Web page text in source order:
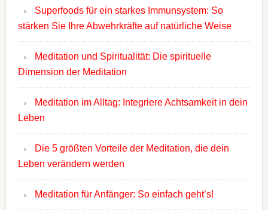
Superfoods für ein starkes Immunsystem: So
stärken Sie Ihre Abwehrkräfte auf natürliche Weise
Meditation und Spiritualität: Die spirituelle
Dimension der Meditation
Meditation im Alltag: Integriere Achtsamkeit in dein
Leben
Die 5 größten Vorteile der Meditation, die dein
Leben verändern werden
Meditation für Anfänger: So einfach geht’s!